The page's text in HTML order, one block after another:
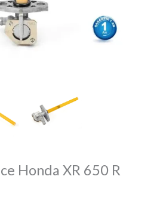
Honda XR 650 R